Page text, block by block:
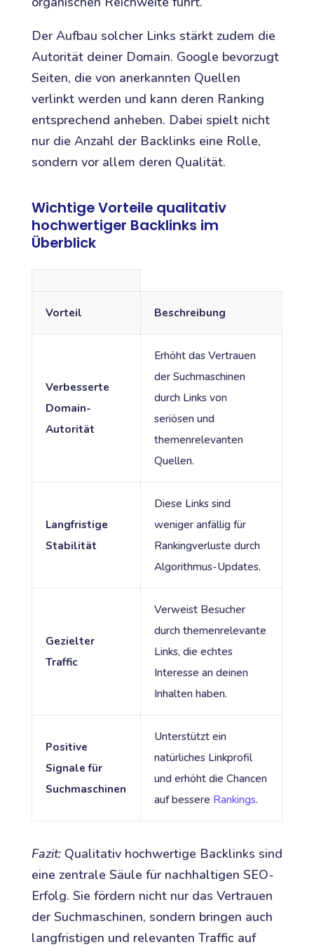
Der Aufbau solcher Links stärkt zudem die
Autorität deiner Domain. Google bevorzugt
Seiten, die von anerkannten Quellen
verlinkt werden und kann deren Ranking
entsprechend anheben. Dabei spielt nicht
nur die Anzahl der Backlinks eine Rolle,
sondern vor allem deren Qualität.
Wichtige Vorteile qualitativ
hochwertiger Backlinks im
Überblick
Vorteil Beschreibung
Verbesserte
Domain-
Autorität
Erhöht das Vertrauen
der Suchmaschinen
durch Links von
seriösen und
themenrelevanten
Quellen.
Langfristige
Stabilität
Diese Links sind
weniger anfällig für
Rankingverluste durch
Algorithmus-Updates.
Gezielter
Traffic
Verweist Besucher
durch themenrelevante
Links, die echtes
Interesse an deinen
Inhalten haben.
Positive
Signale für
Suchmaschinen
Unterstützt ein
natürliches Linkprofil
und erhöht die Chancen
auf bessere Rankings.
Fazit:Qualitativ hochwertige Backlinks sind
eine zentrale Säule für nachhaltigen SEO-
Erfolg. Sie fördern nicht nur das Vertrauen
der Suchmaschinen, sondern bringen auch
langfristigen und relevanten Traffic auf